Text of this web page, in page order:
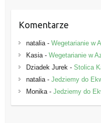
Komentarze
natalia- Wegetarianie w
Kasia- Wegetarianie w
Dziadek Jurek - Stolica
natalia- Jedziemy do
Monika- Jedziemy do